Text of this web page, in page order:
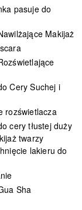
pasuje do
Makijaż
Cery Suchej i
rozświetlacza
cery tłustej duży
twarzy
lakieru do
Sha